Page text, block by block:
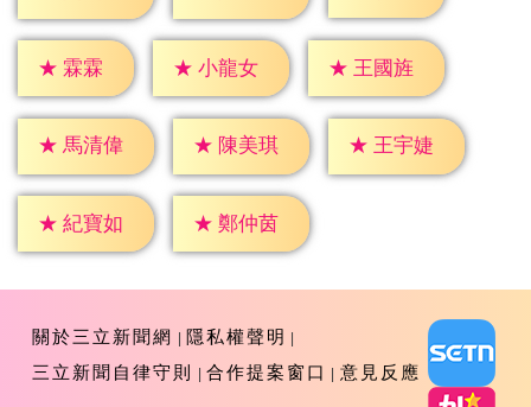
★ 霖霖 ★ 小龍女 ★ 王國旌
★ 馬清偉 ★ 陳美琪 ★ 王宇婕
★ 紀寶如 ★ 鄭仲茵
關於三立新聞網
隱私權聲明
三立新聞自律守則
合作提案窗口 意見反應